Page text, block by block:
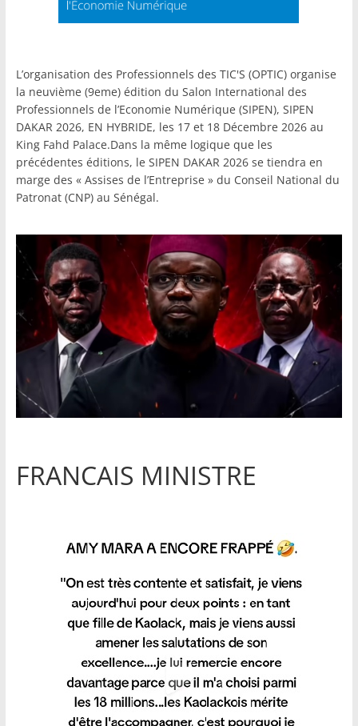
L’organisation des Professionnels des TIC'S (OPTIC) organise
la neuvième (9eme) édition du Salon International des
Professionnels de l’Economie Numérique (SIPEN), SIPEN
DAKAR 2026, EN HYBRIDE, les 17 et 18 Décembre 2026 au
King Fahd Palace.Dans la même logique que les
précédentes éditions, le SIPEN DAKAR 2026 se tiendra en
marge des « Assises de l’Entreprise » du Conseil National du
Patronat (CNP) au Sénégal.
FRANCAIS MINISTRE